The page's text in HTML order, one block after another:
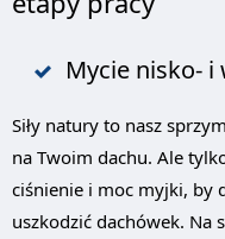
Mycie nisko-
Siły natury to nasz
na Twoim dachu. Ale
ciśnienie i moc myjki, by
uszkodzić dachówek. Na